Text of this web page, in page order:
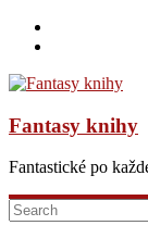
Fantasy knihy
Fantastické po